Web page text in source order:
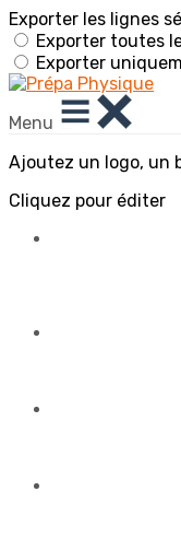
Exporter les lignes
Exporter toutes
Exporter
Menu
Ajoutez un logo, un
Cliquez pour éditer